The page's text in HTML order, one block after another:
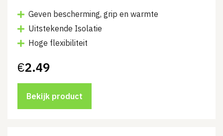
Geven bescherming, grip en warmte
Uitstekende Isolatie
Hoge flexibiliteit
€2.49
Bekijk product